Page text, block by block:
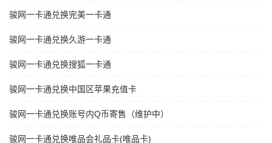
骏网一卡通兑换完美一卡通
骏网一卡通兑换久游一卡通
骏网一卡通兑换搜狐一卡通
骏网一卡通兑换中国区苹果充值卡
骏网一卡通兑换账号内Q币寄售（维护中）
骏网一卡通兑换唯品会礼品卡(唯品卡)